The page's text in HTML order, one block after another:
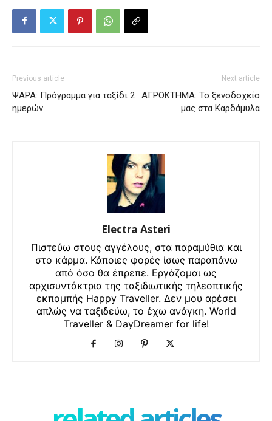
Previous article
ΨΑΡΑ: Πρόγραμμα για ταξίδι 2
ημερών
Next article
ΑΓΡΟΚΤΗΜΑ: Το ξενοδοχείο
μας στα Καρδάμυλα
Electra Asteri
Πιστεύω στους αγγέλους, στα παραμύθια και
στο κάρμα. Κάποιες φορές ίσως παραπάνω
από όσο θα έπρεπε. Εργάζομαι ως
αρχισυντάκτρια της ταξιδιωτικής τηλεοπτικής
εκπομπής Happy Traveller. Δεν μου αρέσει
απλώς να ταξιδεύω, το έχω ανάγκη. World
Traveller & DayDreamer for life!